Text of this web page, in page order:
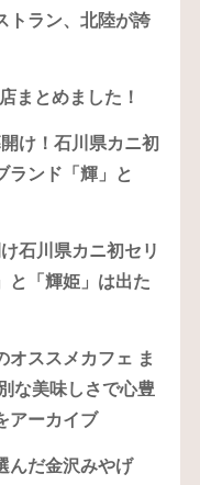
トラン、北陸が誇
まとめました！
け！石川県カニ初
ランド「輝」と
石川県カニ初セリ
と「輝姫」は出た
オススメカフェ ま
な美味しさで心豊
アーカイブ
んだ金沢みやげ